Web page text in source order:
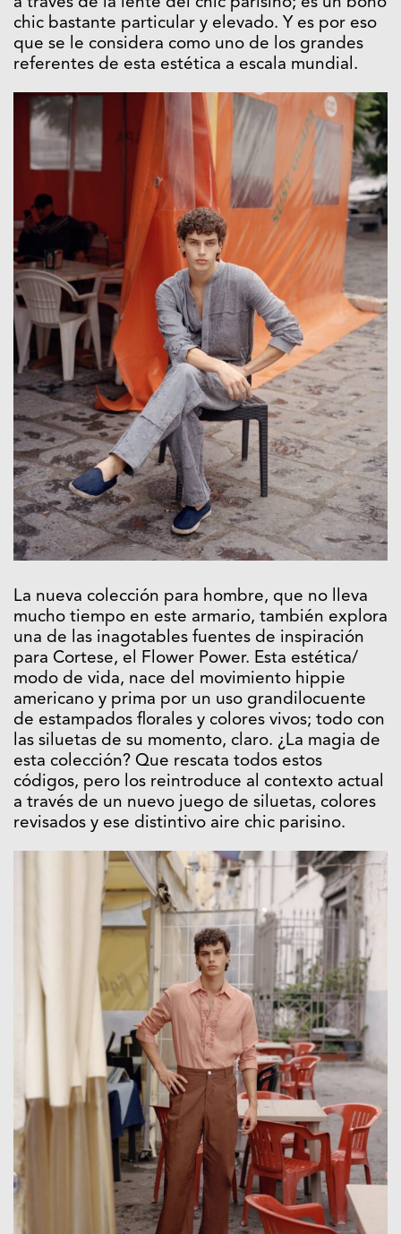
chic bastante particular y elevado. Y es por eso
que se le considera como uno de los grandes
referentes de esta estética a escala mundial.
La nueva colección para hombre, que no lleva
mucho tiempo en este armario, también explora
una de las inagotables fuentes de inspiración
para Cortese, el Flower Power. Esta estética/
modo de vida, nace del movimiento hippie
americano y prima por un uso grandilocuente
de estampados florales y colores vivos; todo con
las siluetas de su momento, claro. ¿La magia de
esta colección? Que rescata todos estos
códigos, pero los reintroduce al contexto actual
a través de un nuevo juego de siluetas, colores
revisados y ese distintivo aire chic parisino.